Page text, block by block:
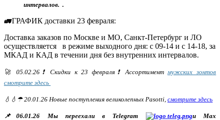
интервалов. .
🚛ГРАФИК доставки 23 февраля:
Доставка заказов по Москве и МО, Санкт-Петербург и ЛО
осуществляется в режиме выходного дня: с 09-14 и с 14-18, за
МКАД и КАД в течении дня без внутренних интервалов.
🚀 05.02.26❗ Скидки к 23 февраля❗ Ассортимент мужских зонтов
смотрите здесь
💧💧☂ 20.01.26 Новые поступления великолепных Pasotti, смотрите здесь
📌06.01.26 Мы переехали в Telegram и Max